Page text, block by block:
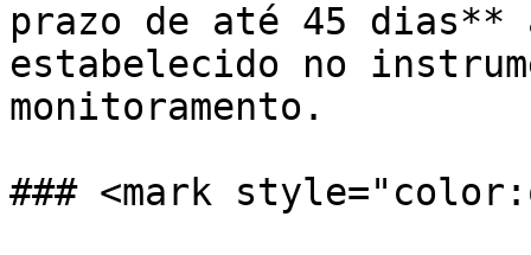
prazo de até 45 dias**
estabelecido no
monitoramento.
### <mark